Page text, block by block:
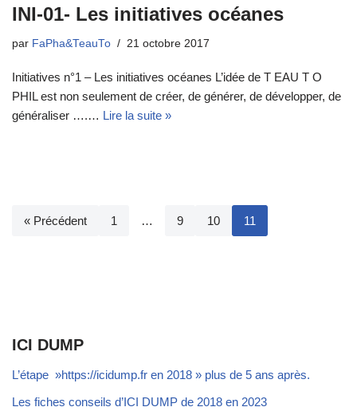
INI-01- Les initiatives océanes
par FaPha&TeauTo 21 octobre 2017
Initiatives n°1 – Les initiatives océanes L’idée de T EAU T O
PHIL est non seulement de créer, de générer, de développer, de
généraliser ….… Lire la suite »
« Précédent 1 … 9 10 11
ICI DUMP
L’étape »https://icidump.fr en 2018 » plus de 5 ans après.
Les fiches conseils d’ICI DUMP de 2018 en 2023